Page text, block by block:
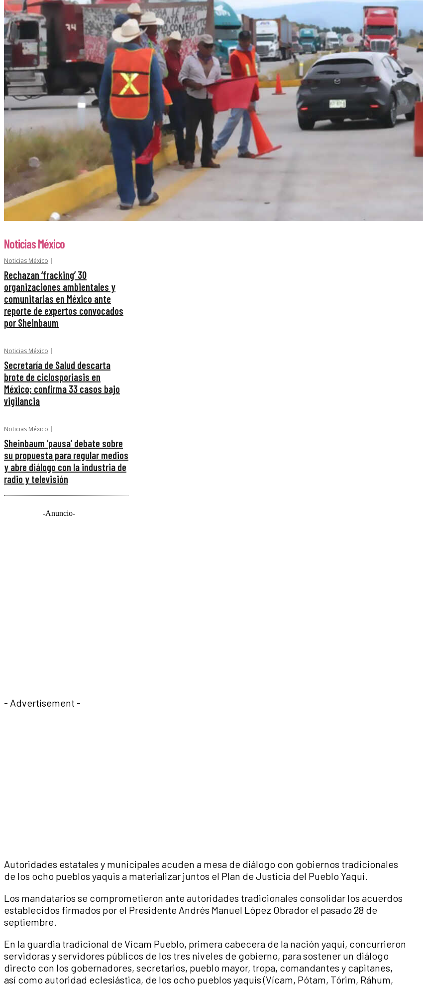
Noticias México
Noticias México
Rechazan ‘fracking’ 30
organizaciones ambientales y
comunitarias en México ante
reporte de expertos convocados
por Sheinbaum
Noticias México
Secretaría de Salud descarta
brote de ciclosporiasis en
México; confirma 33 casos bajo
vigilancia
Noticias México
Sheinbaum ‘pausa’ debate sobre
su propuesta para regular medios
y abre diálogo con la industria de
radio y televisión
-Anuncio-
- Advertisement -
Autoridades estatales y municipales acuden a mesa de diálogo con gobiernos tradicionales
de los ocho pueblos yaquis a materializar juntos el Plan de Justicia del Pueblo Yaqui.
Los mandatarios se comprometieron ante autoridades tradicionales consolidar los acuerdos
establecidos firmados por el Presidente Andrés Manuel López Obrador el pasado 28 de
septiembre.
En la guardia tradicional de Vícam Pueblo, primera cabecera de la nación yaqui, concurrieron
servidoras y servidores públicos de los tres niveles de gobierno, para sostener un diálogo
directo con los gobernadores, secretarios, pueblo mayor, tropa, comandantes y capitanes,
así como autoridad eclesiástica, de los ocho pueblos yaquis (Vícam, Pótam, Tórim, Ráhum,